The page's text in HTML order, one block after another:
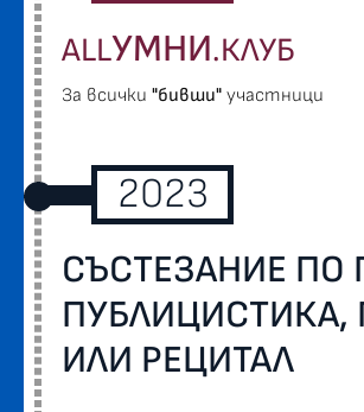
ALLУМНИ.КЛУБ
За всички "бивши" участници
2023
СЪСТЕЗАНИЕ ПО
ПУБЛИЦИСТИКА,
ИЛИ РЕЦИТАЛ